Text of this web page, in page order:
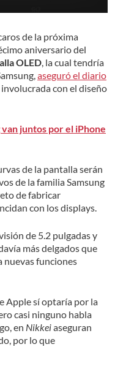
de la próxima
aniversario del
OLED, la cual tendría
aseguró el diario
con el diseño
juntos por el iPhone
de la pantalla serán
de la familia Samsung
de fabricar
con los displays.
de 5.2 pulgadas y
más delgados que
nuevas funciones
Apple sí optaría por la
casi ninguno habla
en Nikkeiaseguran
por lo que